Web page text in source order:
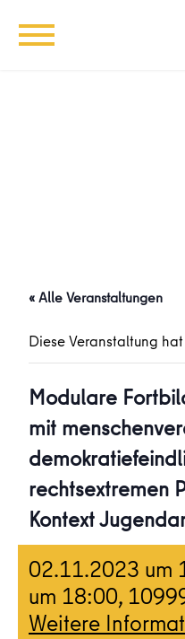
« Alle Veranstaltungen
Diese Veranstaltung
Modulare
mit
rechtsextremen
Kontext
02.11.2023 um
um 18:00,
Weitere